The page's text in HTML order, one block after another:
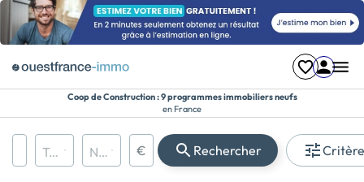
Coop de Construction : 9 programmes immobiliers neufs
en France
Région, département, ville, CP
Types de biens Nombre de pièces Prix maximum
€ Rechercher